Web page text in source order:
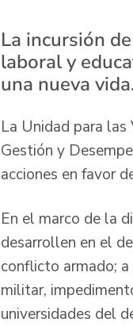
La incursión
laboral y
una nueva
La Unidad para
Gestión y
acciones en favor
En el marco de la
desarrollen en el
conflicto armado;
militar,
universidades del